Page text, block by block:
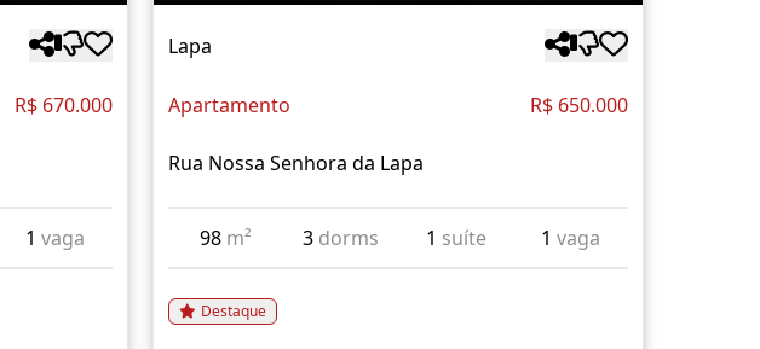
R$ 670.000
1 vaga
Lapa
Apartamento R$ 650.000
Rua Nossa Senhora da Lapa
98 m² 3 dorms 1 suíte 1 vaga
Destaque